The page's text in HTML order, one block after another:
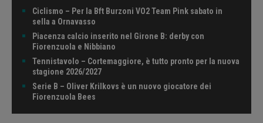
Ciclismo – Per la Bft Burzoni VO2 Team Pink sabato in
sella a Ornavasso
Piacenza calcio inserito nel Girone B: derby con
Fiorenzuola e Nibbiano
Tennistavolo – Cortemaggiore, è tutto pronto per la nuova
stagione 2026/2027
Serie B – Oliver Krilkovs è un nuovo giocatore dei
Fiorenzuola Bees